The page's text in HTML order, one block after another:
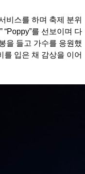
비스를 하며 축제 분위
“Poppy”를 선보이며 다
을 들고 가수를 응원했
를 입은 채 감상을 이어